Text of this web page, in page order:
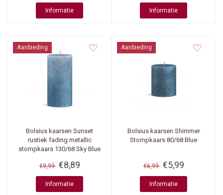
Informatie Informatie
Aanbieding
Bolsius kaarsen Sunset
rustiek fading metallic
stompkaars 130/68 Sky Blue
€9,99 €8,89
Informatie
Aanbieding
Bolsius kaarsen Shimmer
Stompkaars 80/68 Blue
€6,99 €5,99
Informatie